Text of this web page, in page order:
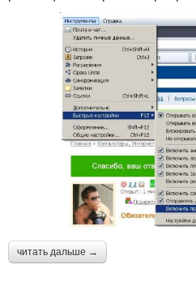
читать дальше →